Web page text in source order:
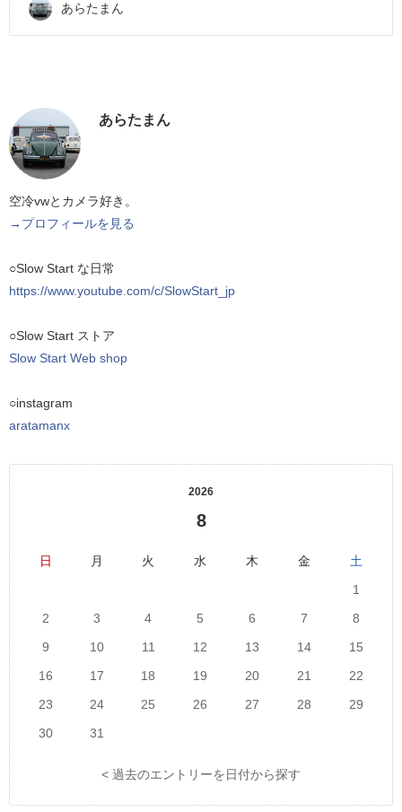
あらたまん
あらたまん
空冷vwとカメラ好き。
→プロフィールを見る
○Slow Start な日常
https://www.youtube.com/c/SlowStart_jp
○Slow Start ストア
Slow Start Web shop
○instagram
aratamanx
2026
8
日 月 火 水 木 金
土
1
2
3 4 5 6 7
8
9
10 11 12 13 14
15
16
17 18 19 20 21
22
23
24 25 26 27 28
29
30
31
< 過去のエントリーを日付から探す